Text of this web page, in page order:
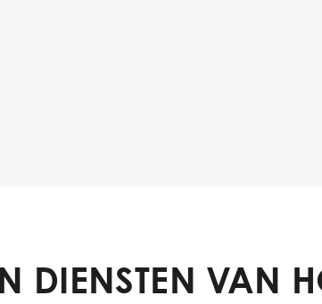
DIENSTEN VAN